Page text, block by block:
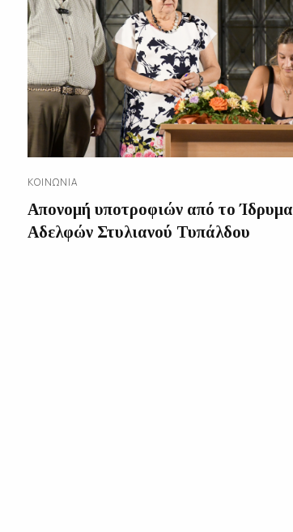
ΚΟΙΝΩΝΊΑ
Απονομή υποτροφιών από το Ίδρυμα
Αδελφών Στυλιανού Τυπάλδου